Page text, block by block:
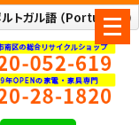
メ
ニ
ュ
ー